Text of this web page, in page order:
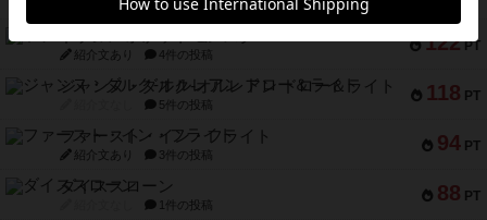
紹介文なし 1件の投稿
122 PT
紹介文あり 4件の投稿
118 PT
ジャンヌ・ダルク-オルレアン ドロー＆ライト
5件の投稿
94 PT
ファースト・イン・フライト
紹介文あり 3件の投稿
88 PT
ダイススローン
1件の投稿